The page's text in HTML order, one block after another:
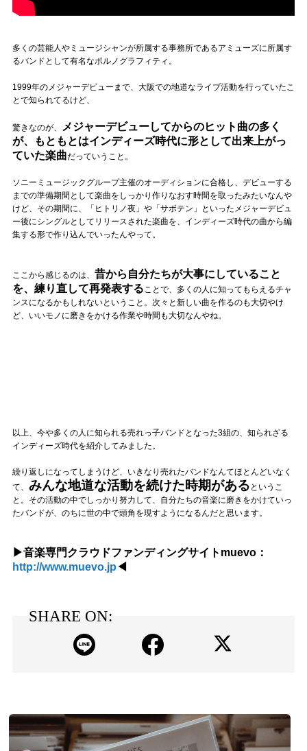
多くの芸能人やミュージシャンが所属する事務所であるアミューズに所属す
るバンドとして有名なポルノグラフィティ。
1999年のメジャーデビューまで、大阪での地道なライブ活動を行っていたこ
とで知られてるけど、
驚きなのが、
メジャーデビューしてからのヒット曲の多く
が、もともとはインディーズ時代に形として出来上がっ
ていた楽曲だっていうこと。
ソニーミュージックグループ主催のオーディションに合格し、デビューする
までの準備期間として楽曲をしっかり作りなおす時間を取ったみたいなんや
けど、その期間に、「ヒトリノ夜」や「サボテン」といったメジャーデビュ
ー後にシングルとしてリリースされた楽曲を、インディーズ時代の曲から編
集する形で作り込んでいったんやって。
ここから感じるのは、 昔から自分たちが大事にしていること
を、練り直して再発表することで、多くの人に知ってもらえるチャ
ンスになるかもしれないということ。次々と新しい曲を作るのも大切やけ
ど、いいモノに磨きをかける作業や時間も大切なんやね。
以上、今や多くの人に知られる売れっ子バンドとなった3組の、知られざる
インディーズ時代を紹介してみました。
繰り返しになってしまうけど、いきなり売れたバンドなんてほとんどいなく
て、 みんな地道な活動を続けた時期がある というこ
と。その活動の中でしっかり努力して、自分たちの音楽に磨きをかけていっ
たバンドが、のちに世の中で頭角を現すようになるんだと思います。
▶音楽専門クラウドファンディングサイトmuevo：
http://www.muevo.jp ◀
SHARE ON: